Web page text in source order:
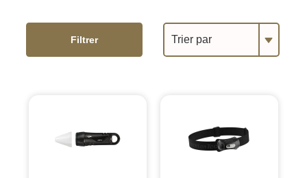
Trier par
Filtrer